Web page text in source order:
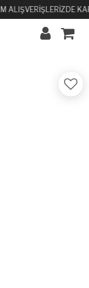
ALIŞVERİŞLERİZDE